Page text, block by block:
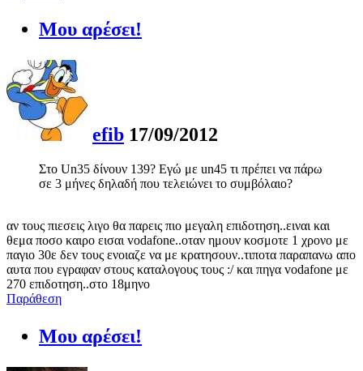
Μου αρέσει!
efib 17/09/2012
Στο Un35 δίνουν 139? Εγώ με un45 τι πρέπει να πάρω
σε 3 μήνες δηλαδή που τελειώνει το συμβόλαιο?
αν τους πιεσεις λιγο θα παρεις πιο μεγαλη επιδοτηση..ειναι και
θεμα ποσο καιρο εισαι vodafone..οταν ημουν κοσμοτε 1 χρονο με
παγιο 30ε δεν τους ενοιαζε να με κρατησουν..τιποτα παραπανω απο
αυτα που εγραφαν στους καταλογους τους :/ και πηγα vodafone με
270 επιδοτηση..στο 18μηνο
Παράθεση
Μου αρέσει!